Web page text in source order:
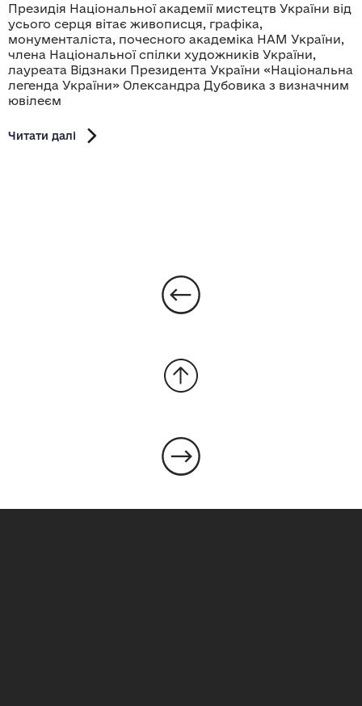
Президія Національної академії мистецтв України від
усього серця вітає живописця, графіка,
монументаліста, почесного академіка НАМ України,
члена Національної спілки художників України,
лауреата Відзнаки Президента України «Національна
легенда України» Олександра Дубовика з визначним
ювілеєм
Читати далі